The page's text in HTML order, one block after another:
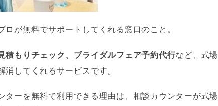
が無料でサポートしてくれる窓口のこと。
積もりチェック、ブライダルフェア予約代行など、式場
してくれるサービスです。
ターを無料で利用できる理由は、相談カウンターが式場